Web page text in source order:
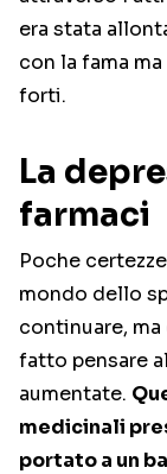
era stata
con la fama
forti.
La
farmaci
Poche
mondo dello
continuare,
fatto pensare
aumentate.
medicinali
portato a un